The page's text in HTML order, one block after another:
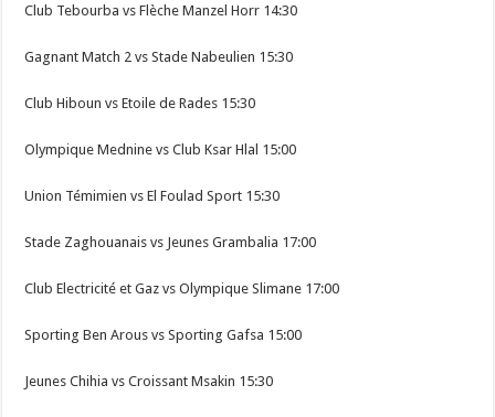
Club Tebourba vs Flèche Manzel Horr 14:30
Gagnant Match 2 vs Stade Nabeulien 15:30
Club Hiboun vs Etoile de Rades 15:30
Olympique Mednine vs Club Ksar Hlal 15:00
Union Témimien vs El Foulad Sport 15:30
Stade Zaghouanais vs Jeunes Grambalia 17:00
Club Electricité et Gaz vs Olympique Slimane 17:00
Sporting Ben Arous vs Sporting Gafsa 15:00
Jeunes Chihia vs Croissant Msakin 15:30